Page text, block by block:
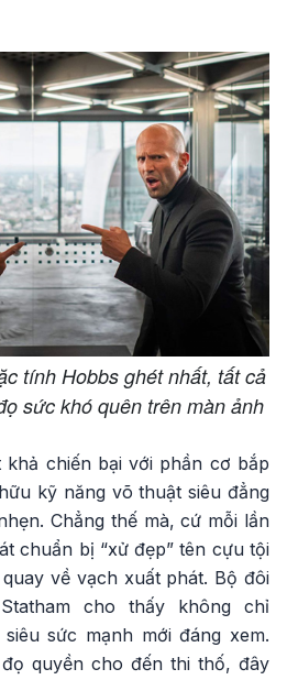
tính Hobbs ghét nhất, tất cả
sức khó quên trên màn ảnh
chiến bại với phần cơ bắp
kỹ năng võ thuật siêu đẳng
Chẳng thế mà, cứ mỗi lần
chuẩn bị “xử đẹp” tên cựu tội
về vạch xuất phát. Bộ đôi
cho thấy không chỉ
sức mạnh mới đáng xem.
quyền cho đến thi thố, đây